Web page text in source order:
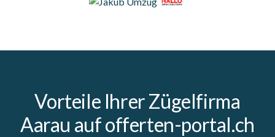
Vorteile Ihrer Zügelfirma
Aarau auf offerten-portal.ch